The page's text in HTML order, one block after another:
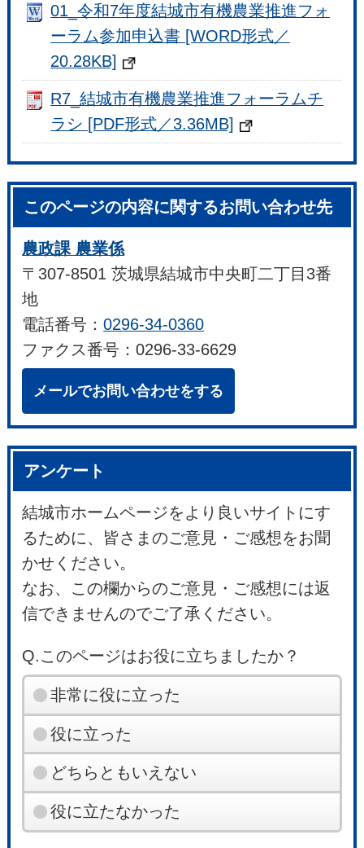
01_令和7年度結城市有機農業推進フォ
ーラム参加申込書 [WORD形式／
20.28KB]
R7_結城市有機農業推進フォーラムチ
ラシ [PDF形式／3.36MB]
このページの内容に関するお問い合わせ先
農政課 農業係
〒307-8501 茨城県結城市中央町二丁目3番
地
電話番号：0296-34-0360
ファクス番号：0296-33-6629
メールでお問い合わせをする
アンケート
結城市ホームページをより良いサイトにす
るために、皆さまのご意見・ご感想をお聞
かせください。
なお、この欄からのご意見・ご感想には返
信できませんのでご了承ください。
Q.このページはお役に立ちましたか？
非常に役に立った
役に立った
どちらともいえない
役に立たなかった